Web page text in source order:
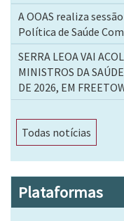
A OOAS realiza
Política de Saúde
SERRA LEOA VAI
MINISTROS DA
DE 2026, EM
Todas notícias
Plataformas